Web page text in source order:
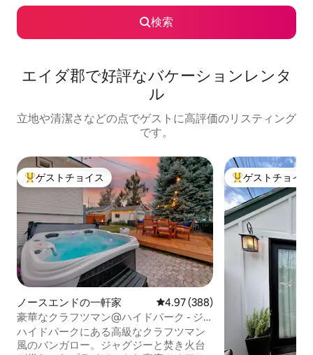
検索
エイダ郡で好評なバケーションレンタ
ル
立地や清潔さなどの点でゲストに高評価のリスティング
です。
大好評のゲストチョイスです。
ゲストチョイス
ノースエンドの一軒家 レビュー388件、5つ星中4.97つ
4.97 (388)
豪華なクラフツマン@ハイドパーク - ジ
ャグジー + 焚き火
ハイドパークにある高級なクラフツマン
風のバンガロー。ジャグジーと焚き火台
大好評のゲスト
ゲストチョイス